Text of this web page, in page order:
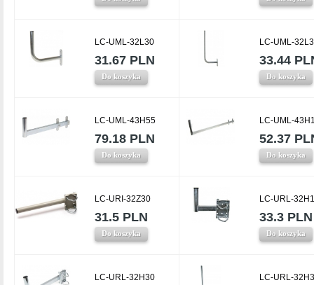
LC-UML-32L30
31.67 PLN
Do koszyka
LC-UML-
33.44
Do koszyka
LC-UML-43H55
79.18 PLN
Do koszyka
LC-UML-
52.37
Do koszyka
LC-URI-32Z30
31.5 PLN
Do koszyka
LC-URL-
33.3 PLN
Do koszyka
LC-URL-32H30 LC-URL-